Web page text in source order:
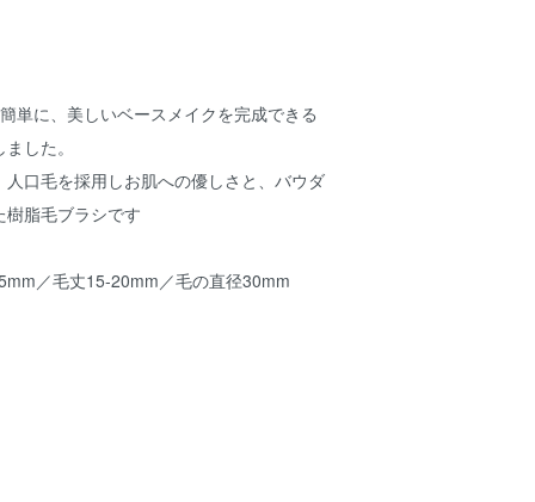
単に、美しいベースメイクを完成できる
した。
口毛を採用しお肌への優しさと、バウダ
樹脂毛ブラシです
／毛丈15‐20mm／毛の直径30mm